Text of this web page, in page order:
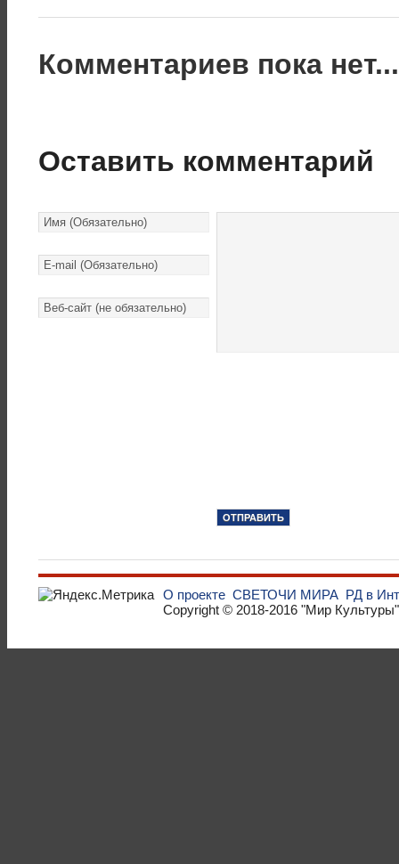
Комментариев пока
Оставить комментарий
О проекте СВЕТОЧИ МИРА РД в
Copyright © 2018-2016 "Мир Культуры"